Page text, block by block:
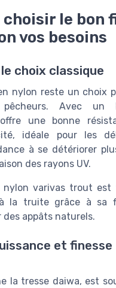
le bon
vos besoins
choix classique
nylon reste un choix
Avec un
une bonne
idéale pour les
à se détériorer
des rayons UV.
nylon varivas trout est
la truite grâce à sa
appâts naturels.
et finesse
la tresse daiwa, est